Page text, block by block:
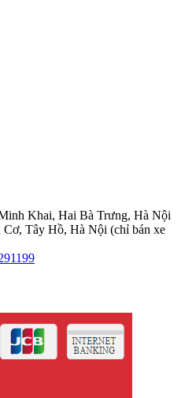
Khai, Hai Bà Trưng, Hà Nội
Tây Hồ, Hà Nội (chỉ bán xe